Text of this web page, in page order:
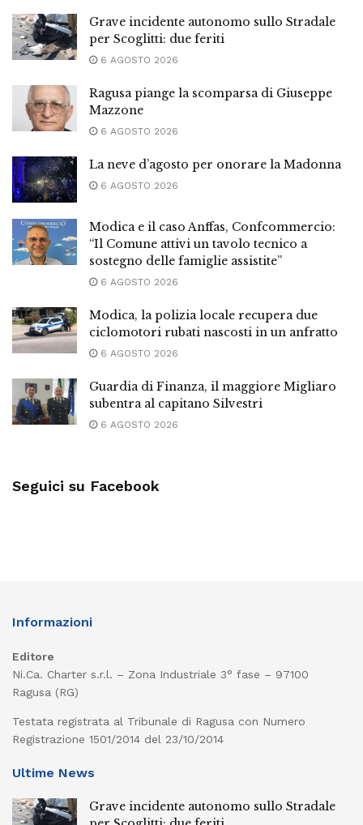
Grave incidente autonomo sullo Stradale
per Scoglitti: due feriti
6 AGOSTO 2026
Ragusa piange la scomparsa di Giuseppe
Mazzone
6 AGOSTO 2026
La neve d’agosto per onorare la Madonna
6 AGOSTO 2026
Modica e il caso Anffas, Confcommercio:
“Il Comune attivi un tavolo tecnico a
sostegno delle famiglie assistite”
6 AGOSTO 2026
Modica, la polizia locale recupera due
ciclomotori rubati nascosti in un anfratto
6 AGOSTO 2026
Guardia di Finanza, il maggiore Migliaro
subentra al capitano Silvestri
6 AGOSTO 2026
Seguici su Facebook
Informazioni
Editore
Ni.Ca. Charter s.r.l. – Zona Industriale 3° fase – 97100
Ragusa (RG)
Testata registrata al Tribunale di Ragusa con Numero
Registrazione 1501/2014 del 23/10/2014
Ultime News
Grave incidente autonomo sullo Stradale